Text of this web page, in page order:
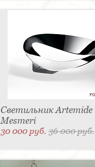
Светильник Artemide
Mesmeri
30 000 руб.36 000 руб.